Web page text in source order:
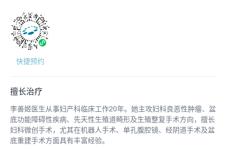
快捷预约
擅长治疗
李善姬医生从事妇产科临床工作20年。她主攻妇科良恶性肿瘤、盆
底功能障碍性疾病、先天性生殖道畸形及生殖整复手术方向，擅长
妇科微创手术，尤其在机器人手术、单孔腹腔镜、经阴道手术及盆
底重建手术方面具有丰富经验。